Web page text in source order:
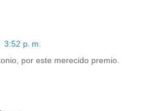
3:52 p. m.
por este merecido premio.